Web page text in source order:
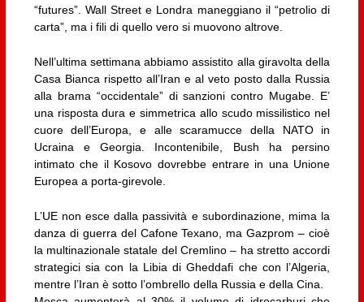
“futures”. Wall Street e Londra maneggiano il “petrolio di
carta”, ma i fili di quello vero si muovono altrove.
Nell’ultima settimana abbiamo assistito alla giravolta della
Casa Bianca rispetto all’Iran e al veto posto dalla Russia
alla brama “occidentale” di sanzioni contro Mugabe. E’
una risposta dura e simmetrica allo scudo missilistico nel
cuore dell’Europa, e alle scaramucce della NATO in
Ucraina e Georgia. Incontenibile, Bush ha persino
intimato che il Kosovo dovrebbe entrare in una Unione
Europea a porta-girevole.
L’UE non esce dalla passività e subordinazione, mima la
danza di guerra del Cafone Texano, ma Gazprom – cioè
la multinazionale statale del Cremlino – ha stretto accordi
strategici sia con la Libia di Gheddafi che con l’Algeria,
mentre l’Iran è sotto l’ombrello della Russia e della Cina.